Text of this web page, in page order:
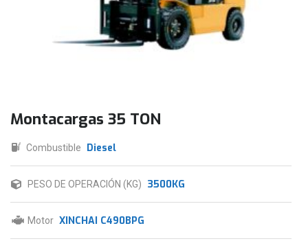
Montacargas 35 TON
Combustible Diesel
PESO DE OPERACIÓN (KG) 3500KG
Motor XINCHAI C490BPG